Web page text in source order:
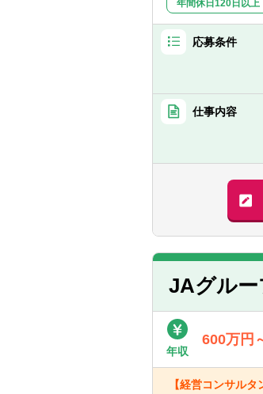
年間休日120日以上
応募条件
仕事内容
JAグルー
年収
600万円
【経営コンサル